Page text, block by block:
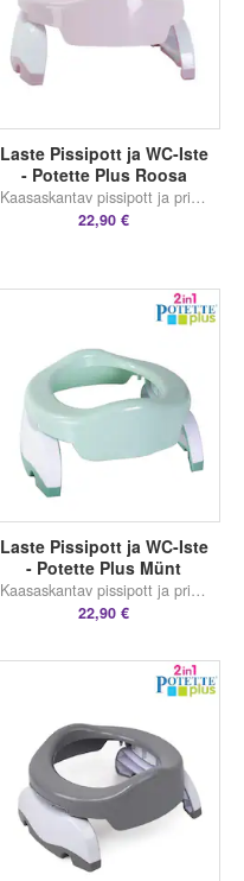
Laste Pissipott ja WC-Iste
- Potette Plus Roosa
Kaasaskantav pissipott ja prill-laud
22,90 €
Laste Pissipott ja WC-Iste
- Potette Plus Münt
Kaasaskantav pissipott ja prill-laud
22,90 €